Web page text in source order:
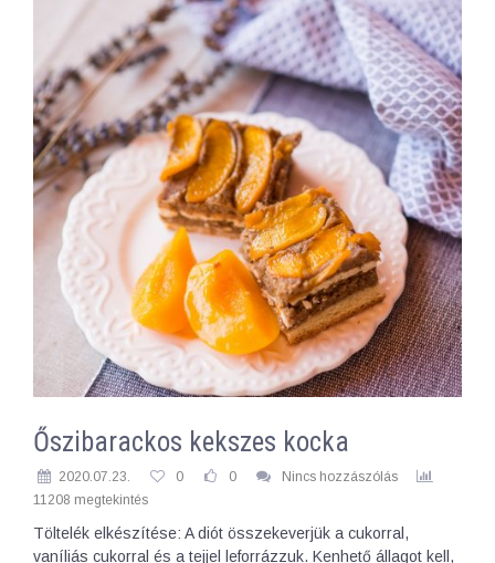
Őszibarackos kekszes kocka
2020.07.23. 0 0
Nincs hozzászólás
11208 megtekintés
Töltelék elkészítése: A diót összekeverjük a cukorral,
vaníliás cukorral és a tejjel leforrázzuk. Kenhető állagot kell,